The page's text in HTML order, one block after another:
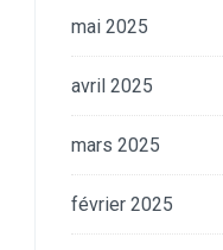
mai 2025
avril 2025
mars 2025
février 2025